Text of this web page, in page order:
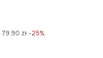
79,90 zł -25%